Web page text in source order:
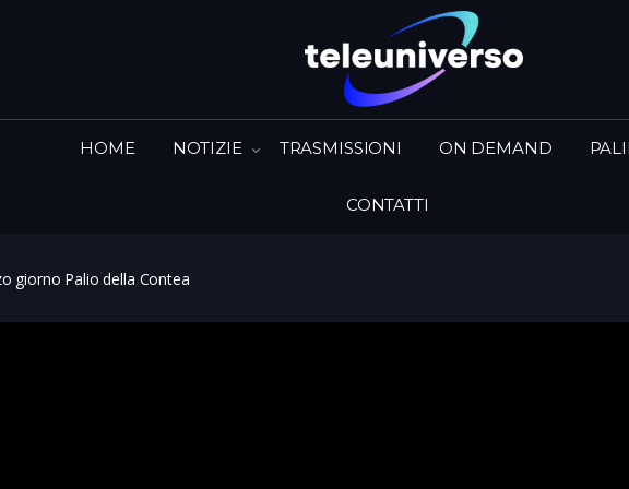
HOME NOTIZIE TRASMISSIONI ON DEMAND
CONTATTI
giorno Palio della Contea